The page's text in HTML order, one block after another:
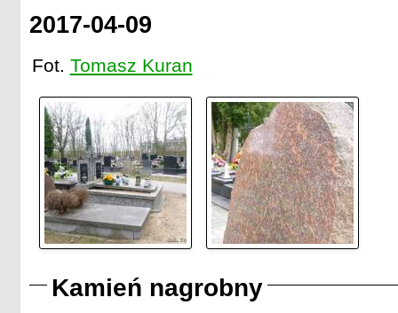
2017-04-09
Fot. Tomasz Kuran
Kamień nagrobny